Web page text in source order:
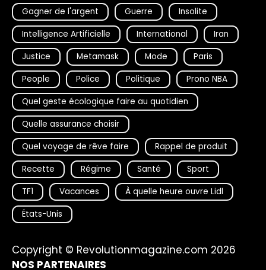
Gagner de l'argent
Guerre
Insolite
Intelligence Artificielle
International
Iran
Justice
Metamask Mode
Paris
People
Police Politique
Prono NBA
Quel geste écologique faire au quotidien
Quelle assurance choisir
Quel voyage de rêve faire
Rappel de produit
Recette
Régime Santé
Sport
TF1
Vacances
À quelle heure ouvre Lidl
États-Unis
Copyright © Revolutionmagazine.com 2026
NOS PARTENAIRES